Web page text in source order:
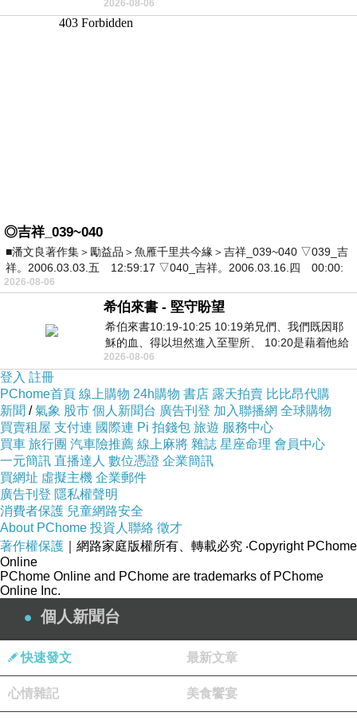
死盯著照片裡的人。那個人確實站在
2026-08-06
◎吉祥_039~040
■潘文良著作集＞勵益品＞魚雁千里共今緣＞吉祥_039~040 ▽039_吉
祥。2006.03.03.五 12:59:17 ▽040_吉祥。2006.03.16.四 00:00:
2026-08-06
希伯來書 - 堅守盼望
希伯來書10:19-10:25 10:19弟兄們、我們既因耶
穌的血、得以坦然進入至聖所、 10:20是藉着他給
我們開了一條又新又活的路從幔子經過
2026-08-06
登入 註冊
PChome首頁 線上購物 24h購物 書店 露天拍賣 比比昂代購
新聞 /氣象 股市 個人新聞台 廣告刊登 加入聯播網 全球購物
買賣租屋 支付連 國際連 Pi 拍錢包 旅遊 服務中心
買車 旅行團 汽車險推薦 線上麻將 雜誌 星座命理 會員中心
一元簡訊 直播達人 數位憑證 企業簡訊
買網址 虛擬主機 企業郵件
廣告刊登 隱私權聲明
消費者保護 兒童網路安全
About PChome 投資人聯絡 徵才
著作權保護 ｜網路家庭版權所有、轉載必究 ‧Copyright PChome
Online
PChome Online and PChome are trademarks of PChome
Online Inc.
個人新聞台
快速發文 最新文章
心情雜記 美食饗宴